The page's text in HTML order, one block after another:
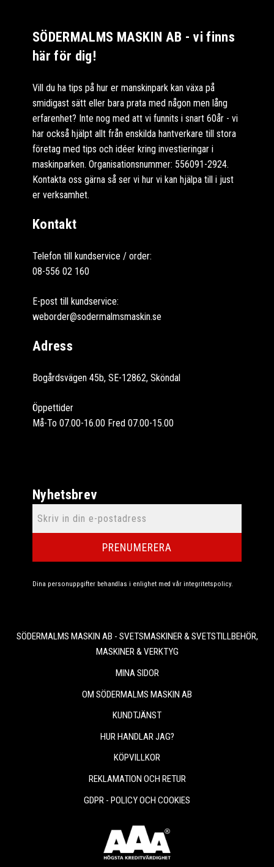
SÖDERMALMS MASKIN AB - vi finns
här för dig!
Vill du ha tips på hur er manskinpark kan växa på
smidigast sätt eller bara prata med någon men lång
erfarenhet? Inte nog med att vi funnits i snart 60år - vi
har också hjälpt allt från enskilda hantverkare till stora
företag med tips och idéer kring investieringar i
maskinparken. Organisationsnummer: 556091-2924.
Kontakta oss gärna så ser vi hur vi kan hjälpa till i just
er verksamhet.
Kontakt
Telefon till kundservice / order:
08-556 02 160
E-post till kundservice:
weborder@sodermalmsmaskin.se
Adress
Bogårdsvägen 45b, SE-12862, Sköndal
Öppettider
Må-To 07.00-16.00 Fred 07.00-15.00
Nyhetsbrev
PRENUMERERA
Dina personuppgifter behandlas i enlighet med vår integritetspolicy.
SÖDERMALMS MASKIN AB - SVETSMASKINER & SVETSTILLBEHÖR,
MASKINER & VERKTYG
MINA SIDOR
OM SÖDERMALMS MASKIN AB
KUNDTJÄNST
HUR HANDLAR JAG?
KÖPVILLKOR
REKLAMATION OCH RETUR
GDPR - POLICY OCH COOKIES